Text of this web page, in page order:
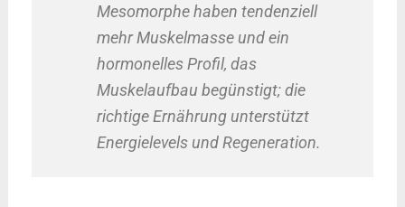
Mesomorphe haben tendenziell
mehr Muskelmasse und ein
hormonelles Profil, das
Muskelaufbau begünstigt; die
richtige Ernährung unterstützt
Energielevels und Regeneration.